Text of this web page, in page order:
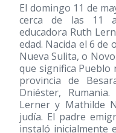
El domingo 11 de
cerca de las 11
educadora Ruth
edad. Nacida el 6 de
Nueva Sulita, o
que significa Pueblo
provincia de
Dniéster,
Lerner y Mathilde
judía. El padre
instaló inicialmente